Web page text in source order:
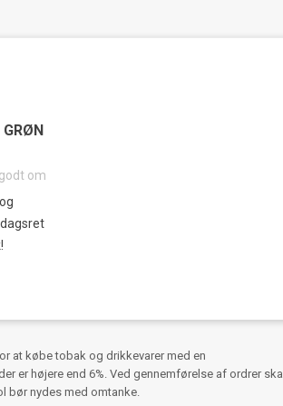
om
at købe tobak og drikkevarer med en
er højere end 6%. Ved gennemførelse af ordrer skal
bør nydes med omtanke.